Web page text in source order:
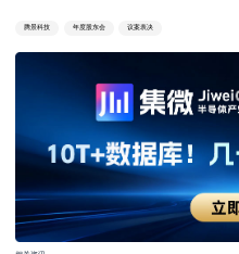
腾景科技 年度股东会 议案表决